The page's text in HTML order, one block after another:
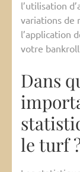
l’utilisation
variations de
l’application
votre
Dans
le turf